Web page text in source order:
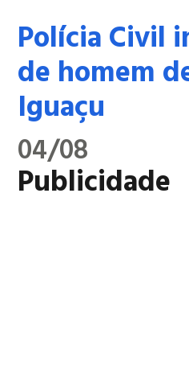
Polícia Civil
de homem
Iguaçu
04/08
Publicidade